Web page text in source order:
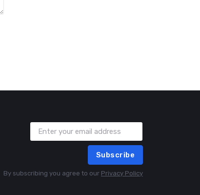
Subscribe
By subscribing you agree to our Privacy Policy